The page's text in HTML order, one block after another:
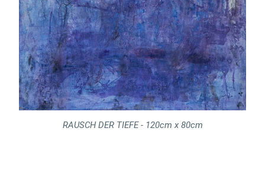
RAUSCH DER TIEFE - 120cm x 80cm